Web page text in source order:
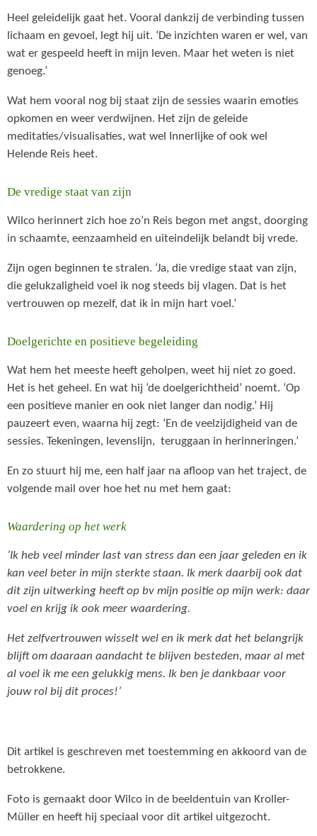
Heel geleidelijk gaat het. Vooral dankzij de verbinding tussen
lichaam en gevoel, legt hij uit. ‘De inzichten waren er wel, van
wat er gespeeld heeft in mijn leven. Maar het weten is niet
genoeg.’
Wat hem vooral nog bij staat zijn de sessies waarin emoties
opkomen en weer verdwijnen. Het zijn de geleide
meditaties/visualisaties, wat wel Innerlijke of ook wel
Helende Reis heet.
De vredige staat van zijn
Wilco herinnert zich hoe zo’n Reis begon met angst, doorging
in schaamte, eenzaamheid en uiteindelijk belandt bij vrede.
Zijn ogen beginnen te stralen. ‘Ja, die vredige staat van zijn,
die gelukzaligheid voel ik nog steeds bij vlagen. Dat is het
vertrouwen op mezelf, dat ik in mijn hart voel.’
Doelgerichte en positieve begeleiding
Wat hem het meeste heeft geholpen, weet hij niet zo goed.
Het is het geheel. En wat hij ‘de doelgerichtheid’ noemt. ‘Op
een positieve manier en ook niet langer dan nodig.’ Hij
pauzeert even, waarna hij zegt: ‘En de veelzijdigheid van de
sessies. Tekeningen, levenslijn, teruggaan in herinneringen.’
En zo stuurt hij me, een half jaar na afloop van het traject, de
volgende mail over hoe het nu met hem gaat:
Waardering op het werk
‘Ik heb veel minder last van stress dan een jaar geleden en ik
kan veel beter in mijn sterkte staan. Ik merk daarbij ook dat
dit zijn uitwerking heeft op bv mijn positie op mijn werk: daar
voel en krijg ik ook meer waardering.
Het zelfvertrouwen wisselt wel en ik merk dat het belangrijk
blijft om daaraan aandacht te blijven besteden, maar al met
al voel ik me een gelukkig mens. Ik ben je dankbaar voor
jouw rol bij dit proces!’
Dit artikel is geschreven met toestemming en akkoord van de
betrokkene.
Foto is gemaakt door Wilco in de beeldentuin van Kroller-
Müller en heeft hij speciaal voor dit artikel uitgezocht.